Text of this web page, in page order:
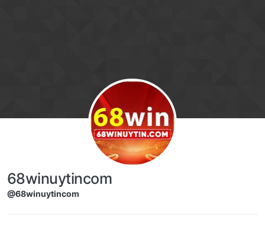
68winuytincom
@68winuytincom